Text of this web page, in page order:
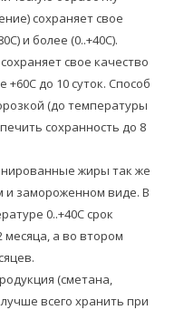
сохраняет свое
и более (0..+40С).
свое качество
до 10 суток. Способ
(до температуры
сохранность до 8
жиры так же
и замороженном виде. В
0..+40С срок
месяца, а во втором
(сметана,
всего хранить при